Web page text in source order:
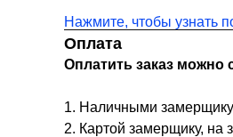
Нажмите, чтобы узнать
Оплата
Оплатить заказ
1. Наличными
2. Картой замерщику, на